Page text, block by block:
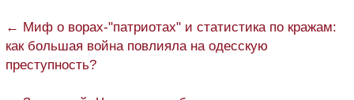
← Миф о ворах-"патриотах" и статистика по кражам:
как большая война повлияла на одесскую
преступность?